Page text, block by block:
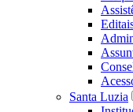
Santa Luzia